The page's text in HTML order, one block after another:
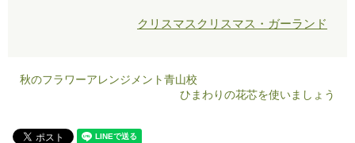
クリスマス クリスマス・ガーランド
秋のフラワーアレンジメント青山校
ひまわりの花芯を使いましょう